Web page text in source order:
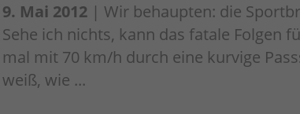
9. Mai 2012 | Wir behaupten: die
Sehe ich nichts, kann das fatale Folgen
mal mit 70 km/h durch eine kurvige
weiß, wie ...